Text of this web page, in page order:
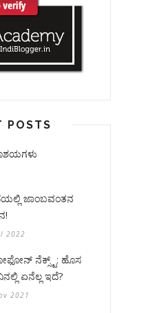
POSTS
ಜಾಂಬವಂತನ
2022
ನೆಕ್ಸ್ಟ್: ಹೊಸ
ಏನೆಲ್ಲ ಇದೆ?
2021